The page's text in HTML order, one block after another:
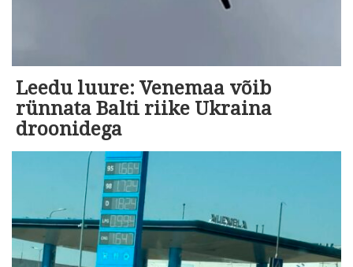
Leedu luure: Venemaa võib
rünnata Balti riike Ukraina
droonidega